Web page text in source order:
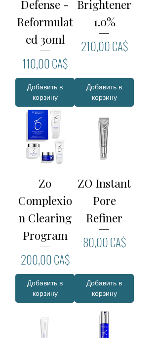
Defense -
Reformulat
ed 30ml
Цена
110,00 CA$
Добавить в
корзину
Brightener
1.0%
Цена
210,00 CA$
Добавить в
корзину
Zo
Complexio
n Clearing
Program
Цена
200,00 CA$
Добавить в
корзину
ZO Instant
Pore
Refiner
Цена
80,00 CA$
Добавить в
корзину